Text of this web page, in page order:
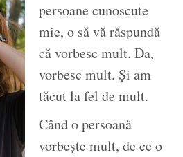
persoane cunoscute
mie, o să vă răspundă
că vorbesc mult. Da,
vorbesc mult. Şi am
tăcut la fel de mult.
Când o persoană
vorbeşte mult, de ce o